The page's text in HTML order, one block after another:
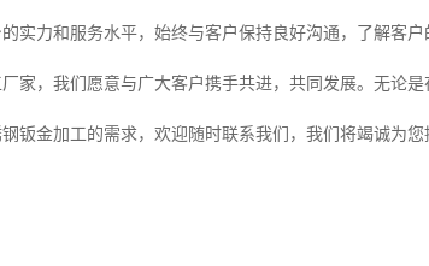
实力和服务水平，始终与客户保持良好沟通，了解客户
家，我们愿意与广大客户携手共进，共同发展。无论
钣金加工的需求，欢迎随时联系我们，我们将竭诚为